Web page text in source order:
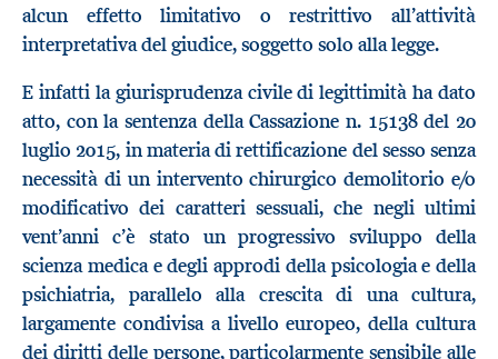
alcun effetto limitativo o restrittivo all’attività
interpretativa del giudice, soggetto solo alla legge.
E infatti la giurisprudenza civile di legittimità ha dato
atto, con la sentenza della Cassazione n. 15138 del 20
luglio 2015, in materia di rettificazione del sesso senza
necessità di un intervento chirurgico demolitorio e/o
modificativo dei caratteri sessuali, che negli ultimi
vent’anni c’è stato un progressivo sviluppo della
scienza medica e degli approdi della psicologia e della
psichiatria, parallelo alla crescita di una cultura,
largamente condivisa a livello europeo, della cultura
dei diritti delle persone, particolarmente sensibile alle